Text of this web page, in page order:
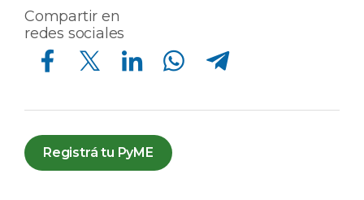
Compartir en
redes sociales
Compartir en Facebook Compartir en Twitter Compartir en Linkedin Compartir en Whatsapp Compartir en Telegram
Registrá tu PyME